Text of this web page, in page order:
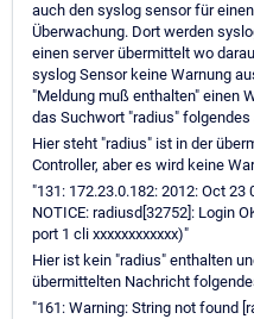
auch den syslog sensor für
Überwachung. Dort werden
einen server übermittelt wo
syslog Sensor keine Warnung
"Meldung muß enthalten" einen
das Suchwort "radius" folgendes
Hier steht "radius" ist in der
Controller, aber es wird keine
"131: 172.23.0.182: 2012: Oct 23
NOTICE: radiusd[32752]: Login
port 1 cli xxxxxxxxxxxx)"
Hier ist kein "radius" enthalten
übermittelten Nachricht
"161: Warning: String not found